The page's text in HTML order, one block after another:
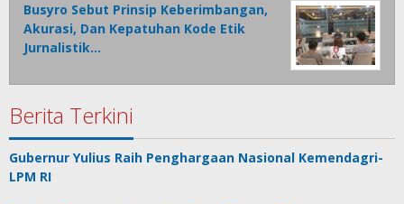
Busyro Sebut Prinsip Keberimbangan,
Akurasi, Dan Kepatuhan Kode Etik
Jurnalistik…
Berita Terkini
Gubernur Yulius Raih Penghargaan Nasional Kemendagri-
LPM RI